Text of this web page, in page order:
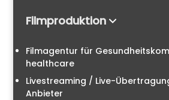
Filmproduktion
Filmagentur für
healthcare
Livestreaming / Live-
Anbieter